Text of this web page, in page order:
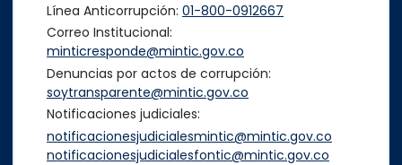
Línea Anticorrupción: 01-800-0912667
Correo Institucional:
minticresponde@mintic.gov.co
Denuncias por actos de corrupción:
soytransparente@mintic.gov.co
Notificaciones judiciales:
notificacionesjudicialesmintic@mintic.gov.co
notificacionesjudicialesfontic@mintic.gov.co